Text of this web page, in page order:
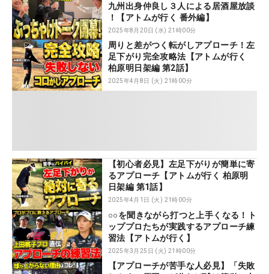
九州出身仲良し３人による居酒屋放談
！【アトムが行く 番外編】
2025年8月20日 (水) 21時00分
周りと差がつく転がしアプローチ！左
足下がり完全攻略法【アトムが行く
柏原明日架編 第2話】
2025年4月8日 (火) 21時00分
【初心者必見】左足下がりが簡単に寄
るアプローチ【アトムが行く 柏原明
日架編 第1話】
2025年4月1日 (火) 21時00分
○○を聞きながら打つと上手くなる！ト
ッププロたちが実践するアプローチ練
習法【アトムが行く】
2025年3月25日 (火) 21時00分
【アプローチが苦手な人必見】「失敗